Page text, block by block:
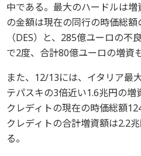
中である。最大のハードルは
の金額は現在の同行の時価総
（DES）と、285億ユーロの
で2度、合計80億ユーロの増資
また、12/13には、イタリア最
テパスキの3倍近い1.6兆円の
クレディトの現在の時価総額
クレディトの合計増資額は2.2
る。